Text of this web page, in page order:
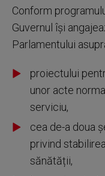
Conform
Guvernul își
Parlamentului
proiectului
unor acte
serviciu,
cea de-a doua
privind
sănătății,